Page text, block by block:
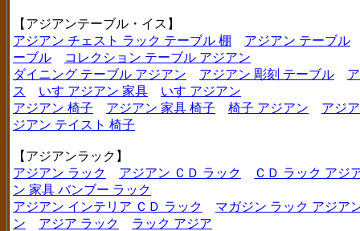
【アジアンテーブル・イス】
アジアン チェスト ラック テーブル 棚
アジアン テーブル
ーブル
コレクション テーブル アジアン
ダイニング テーブル アジアン
アジアン 彫刻 テーブル
ス
いす アジアン 家具
いす アジアン
アジアン 椅子
アジアン 家具 椅子 椅子 アジアン
アジ
ジアン テイスト 椅子
【アジアンラック】
アジアン ラック
アジアン ＣＤ ラック
ＣＤ ラック アジ
ン 家具 バンブー ラック
アジアン インテリア ＣＤ ラック
マガジン ラック アジア
ン
アジア ラック
ラック アジア